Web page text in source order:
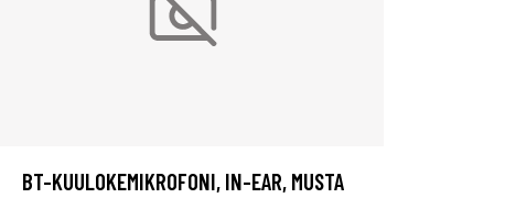
BT-KUULOKEMIKROFONI, IN-EAR, MUSTA